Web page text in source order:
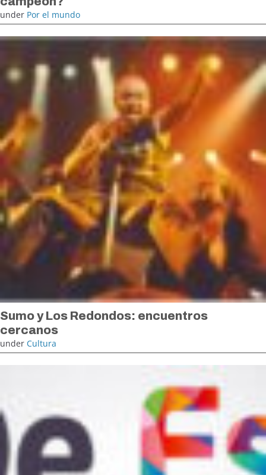
under Por el mundo
Sumo y Los Redondos: encuentros
cercanos
under Cultura